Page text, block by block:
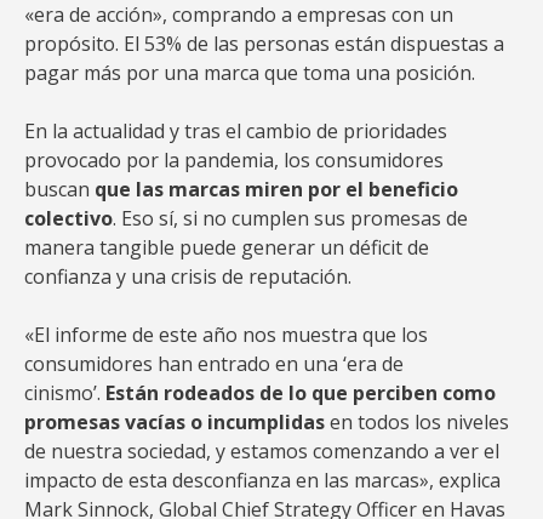
«era de acción», comprando a empresas con un
propósito. El 53% de las personas están dispuestas a
pagar más por una marca que toma una posición.
En la actualidad y tras el cambio de prioridades
provocado por la pandemia, los consumidores
buscan que las marcas miren por el beneficio
colectivo. Eso sí, si no cumplen sus promesas de
manera tangible puede generar un déficit de
confianza y una crisis de reputación.
«El informe de este año nos muestra que los
consumidores han entrado en una ‘era de
cinismo’. Están rodeados de lo que perciben como
promesas vacías o incumplidasen todos los niveles
de nuestra sociedad, y estamos comenzando a ver el
impacto de esta desconfianza en las marcas», explica
Mark Sinnock, Global Chief Strategy Officer en Havas